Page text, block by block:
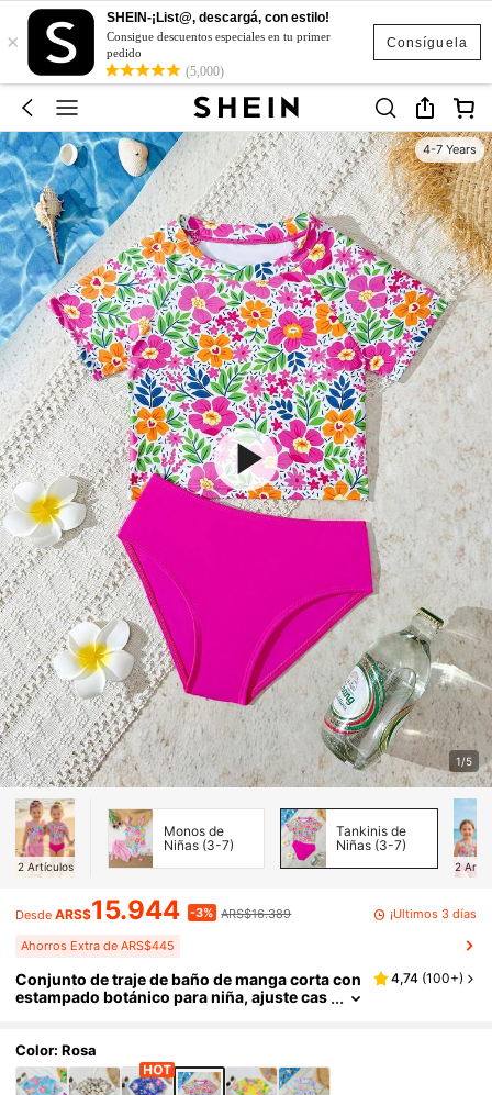
Consíguela
×
SHEIN-¡List@, descargá, con estilo!
Consigue descuentos especiales en tu primer
pedido
(5,000)
4-7 Years
1/5
2 Artículos
Monos de
Niñas (3-7)
Tankinis de
Niñas (3-7)
2
Desde ARS$15.944 -3% ARS$16.389 ¡Últimos 3 días
Ahorros Extra de ARS$445
Conjunto de traje de baño de manga corta con
estampado botánico para niña, ajuste cas
para niña, traje de baño para niña
4,74 (100+)
Color: Rosa